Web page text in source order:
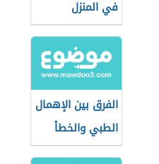
في المنزل
الفرق بين الإهمال
الطبي والخطأ
الطبي